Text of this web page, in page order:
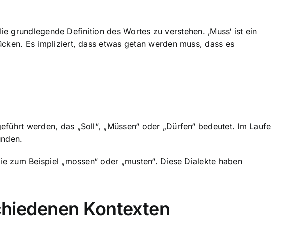
grundlegende Definition des Wortes zu verstehen. ‚Muss‘ ist ein
Es impliziert, dass etwas getan werden muss, dass es
werden, das „Soll“, „Müssen“ oder „Dürfen“ bedeutet. Im Laufe
zum Beispiel „mossen“ oder „musten“. Diese Dialekte haben
Kontexten